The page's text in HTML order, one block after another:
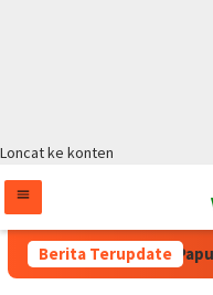
Loncat ke konten
Berita Terupdate
Wagub Papua